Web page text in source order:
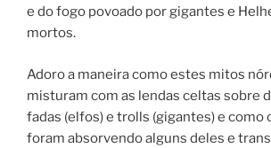
e do fogo povoado por gigantes e
mortos.
Adoro a maneira como estes mitos
misturam com as lendas celtas sobre
fadas (elfos) e trolls (gigantes) e como
foram absorvendo alguns deles e